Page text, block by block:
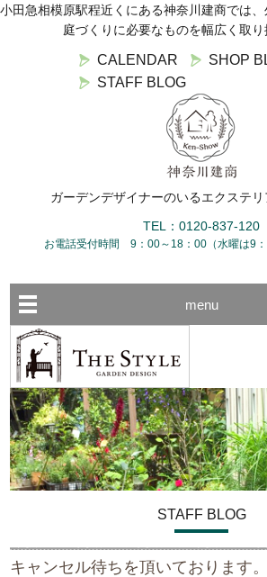
小田急相模原駅程近くにある神奈川建商では
庭づくりに必要なものを幅広く取
CALENDAR
SHOP
STAFF BLOG
ガーデンデザイナーのいるエクステ
TEL：0120-837-120
お電話受付時間 9：00～18：00（水曜は9：
menu
STAFF BLOG
キャンセル待ちを頂いております。